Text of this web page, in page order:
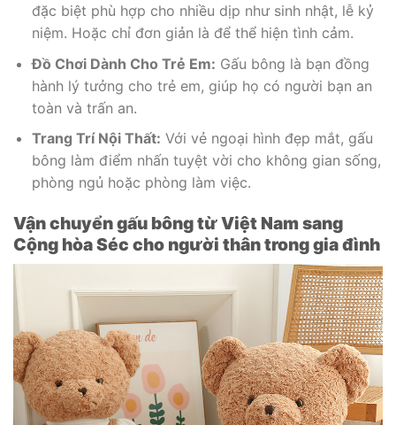
đặc biệt phù hợp cho nhiều dịp như sinh nhật, lễ kỷ
niệm. Hoặc chỉ đơn giản là để thể hiện tình cảm.
Đồ Chơi Dành Cho Trẻ Em: Gấu bông là bạn đồng
hành lý tưởng cho trẻ em, giúp họ có người bạn an
toàn và trấn an.
Trang Trí Nội Thất: Với vẻ ngoại hình đẹp mắt, gấu
bông làm điểm nhấn tuyệt vời cho không gian sống,
phòng ngủ hoặc phòng làm việc.
Vận chuyển gấu bông từ Việt Nam sang
Cộng hòa Séc cho người thân trong gia đình